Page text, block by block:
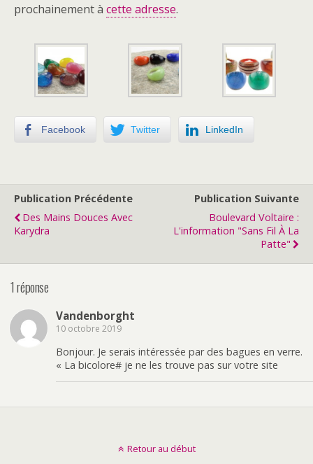
prochainement à cette adresse.
Facebook Twitter LinkedIn
Publication Précédente
Des Mains Douces Avec
Karydra
Publication Suivante
Boulevard Voltaire :
L'information "sans Fil À La
Patte"
1 réponse
Vandenborght
10 octobre 2019
Bonjour. Je serais intéressée par des bagues en verre.
« La bicolore# je ne les trouve pas sur votre site
Retour au début